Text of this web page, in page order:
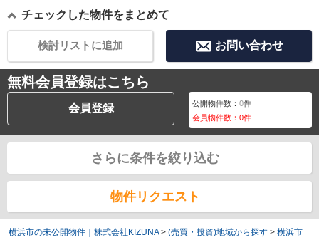
チェックした物件をまとめて
お問い合わせ
検討リストに追加
無料会員登録はこちら
会員登録 公開物件数：0件
会員物件数：0件
さらに条件を絞り込む
物件リクエスト
横浜市の未公開物件｜株式会社KIZUNA > (売買・投資)地域から探す > 横浜市